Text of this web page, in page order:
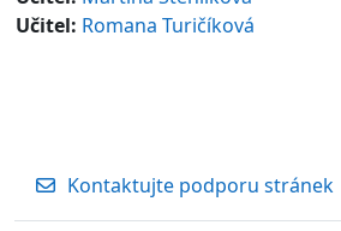
Učitel: Romana Turičíková
Kontaktujte podporu stránek